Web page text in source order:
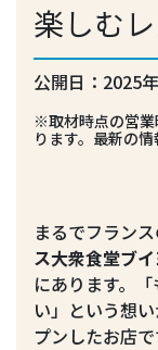
楽しむ
公開日：2025
※取材時点の営業
ります。最新の
まるでフラン
ス大衆食堂ブ
にあります。
い」という想
プンしたお店で